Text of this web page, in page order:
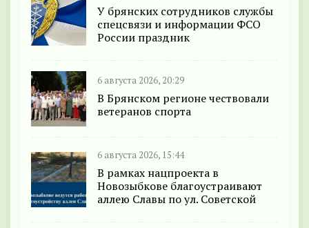
У брянских сотрудников службы
спецсвязи и информации ФСО
России праздник
6 августа 2026, 20:29
В Брянском регионе чествовали
ветеранов спорта
6 августа 2026, 15:44
В рамках нацпроекта в
Новозыбкове благоустраивают
аллею Славы по ул. Советской